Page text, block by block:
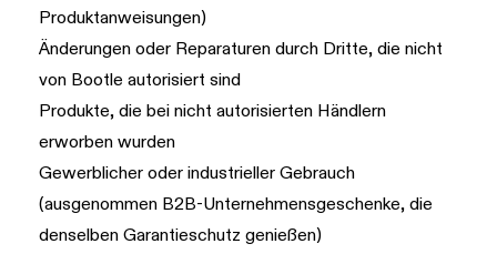
Produktanweisungen)
Änderungen oder Reparaturen durch Dritte, die nicht
von Bootle autorisiert sind
Produkte, die bei nicht autorisierten Händlern
erworben wurden
Gewerblicher oder industrieller Gebrauch
(ausgenommen B2B-Unternehmensgeschenke, die
denselben Garantieschutz genießen)